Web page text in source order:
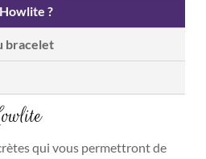
?
bracelet
qui vous permettront de